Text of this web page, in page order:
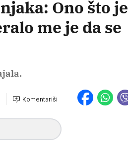
Ono što je
me je da se
Komentariši